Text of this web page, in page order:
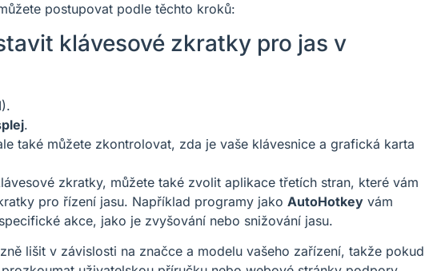
postupovat podle těchto kroků:
klávesové zkratky pro jas v
.
také můžete zkontrolovat, zda je vaše klávesnice a grafická karta
zkratky, můžete také zvolit aplikace třetích stran, které vám
pro řízení jasu. Například programy jako AutoHotkey vám
akce, jako je zvyšování nebo snižování jasu.
lišit v závislosti na značce a modelu vašeho zařízení, takže pokud